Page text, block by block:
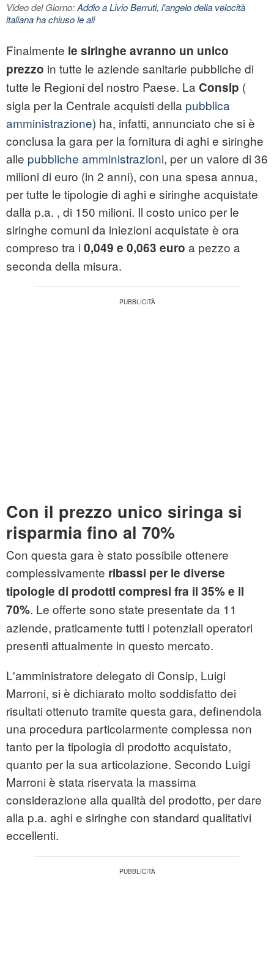
Video del Giorno:Addio a Livio Berruti, l'angelo della velocità
italiana ha chiuso le ali
Finalmente le siringhe avranno un unico
prezzo in tutte le aziende sanitarie pubbliche di
tutte le Regioni del nostro Paese. La Consip (
sigla per la Centrale acquisti della pubblica
amministrazione) ha, infatti, annunciato che si è
conclusa la gara per la fornitura di aghi e siringhe
alle pubbliche amministrazioni, per un valore di 36
milioni di euro (in 2 anni), con una spesa annua,
per tutte le tipologie di aghi e siringhe acquistate
dalla p.a. , di 150 milioni. Il costo unico per le
siringhe comuni da iniezioni acquistate è ora
compreso tra i 0,049 e 0,063 euro a pezzo a
seconda della misura.
Con il prezzo unico siringa si
risparmia fino al 70%
Con questa gara è stato possibile ottenere
complessivamente ribassi per le diverse
tipologie di prodotti compresi fra il 35% e il
70%. Le offerte sono state presentate da 11
aziende, praticamente tutti i potenziali operatori
presenti attualmente in questo mercato.
L'amministratore delegato di Consip, Luigi
Marroni, si è dichiarato molto soddisfatto dei
risultati ottenuto tramite questa gara, definendola
una procedura particolarmente complessa non
tanto per la tipologia di prodotto acquistato,
quanto per la sua articolazione. Secondo Luigi
Marroni è stata riservata la massima
considerazione alla qualità del prodotto, per dare
alla p.a. aghi e siringhe con standard qualitativi
eccellenti.